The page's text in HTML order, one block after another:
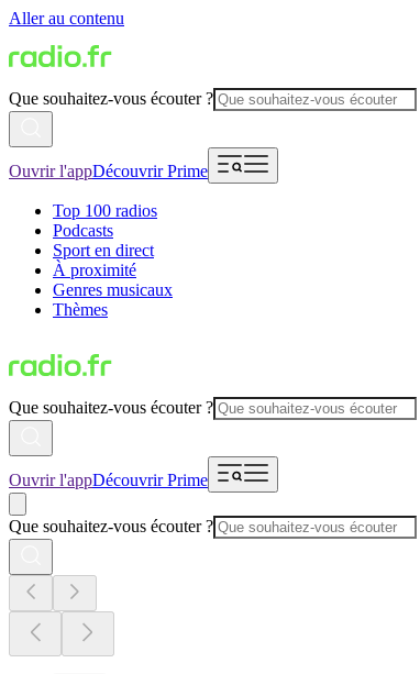
Aller au contenu
Que souhaitez-vous écouter ?
Ouvrir l'appDécouvrir Prime
Top 100 radios
Podcasts
Sport en direct
À proximité
Genres musicaux
Thèmes
Que souhaitez-vous écouter ?
Ouvrir l'appDécouvrir Prime
Que souhaitez-vous écouter ?